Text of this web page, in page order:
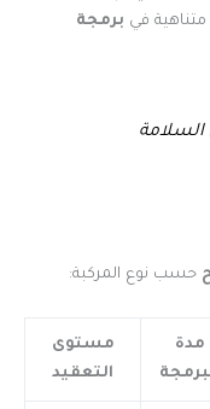
في برمجة
السلامة
حسب نوع المركبة:
مدة
مستوى
التعقيد